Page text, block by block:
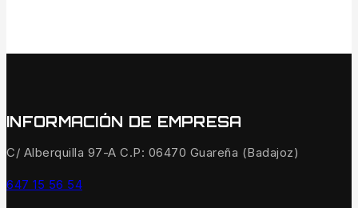
INFORMACIÓN DE EMPRESA
C/ Alberquilla 97-A C.P: 06470 Guareña (Badajoz)
647 15 56 54